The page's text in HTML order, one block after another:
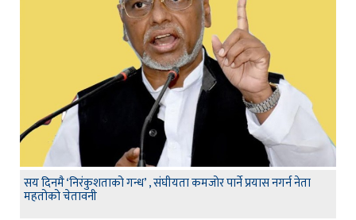
सय दिनमै ‘निरंकुशताको गन्ध’ , संघीयता कमजोर पार्ने प्रयास नगर्न नेता
महतोको चेतावनी